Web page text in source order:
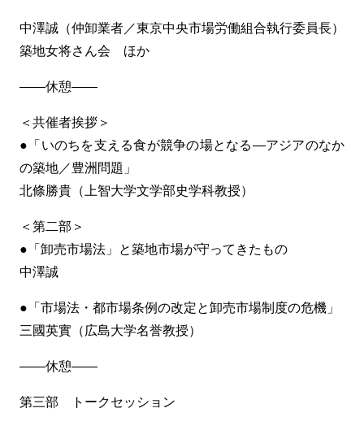
中澤誠（仲卸業者／東京中央市場労働組合執行委員長）
築地女将さん会 ほか
——休憩——
＜共催者挨拶＞
●「いのちを支える食が競争の場となる—アジアのなか
の築地／豊洲問題」
北條勝貴（上智大学文学部史学科教授）
＜第二部＞
●「卸売市場法」と築地市場が守ってきたもの
中澤誠
●「市場法・都市場条例の改定と卸売市場制度の危機」
三國英實（広島大学名誉教授）
——休憩——
第三部 トークセッション